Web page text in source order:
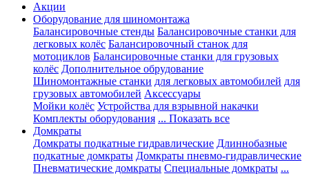
Акции
Оборудование для шиномонтажа
Балансировочные стенды Балансировочные станки для
легковых колёс Балансировочный станок для
мотоциклов Балансировочные станки для грузовых
колёс Дополнительное обрудование
Шиномонтажные станки для легковых автомобилей для
грузовых автомобилей Аксессуары
Мойки колёс Устройства для взрывной накачки
Комплекты оборудования ... Показать все
Домкраты
Домкраты подкатные гидравлические Длиннобазные
подкатные домкраты Домкраты пневмо-гидравлические
Пневматические домкраты Специальные домкраты ...